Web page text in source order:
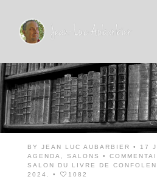
BY JEAN LUC AUBARBIER
• 17
AGENDA
SALONS •
SALON DU LIVRE DE
2024.
• 1082